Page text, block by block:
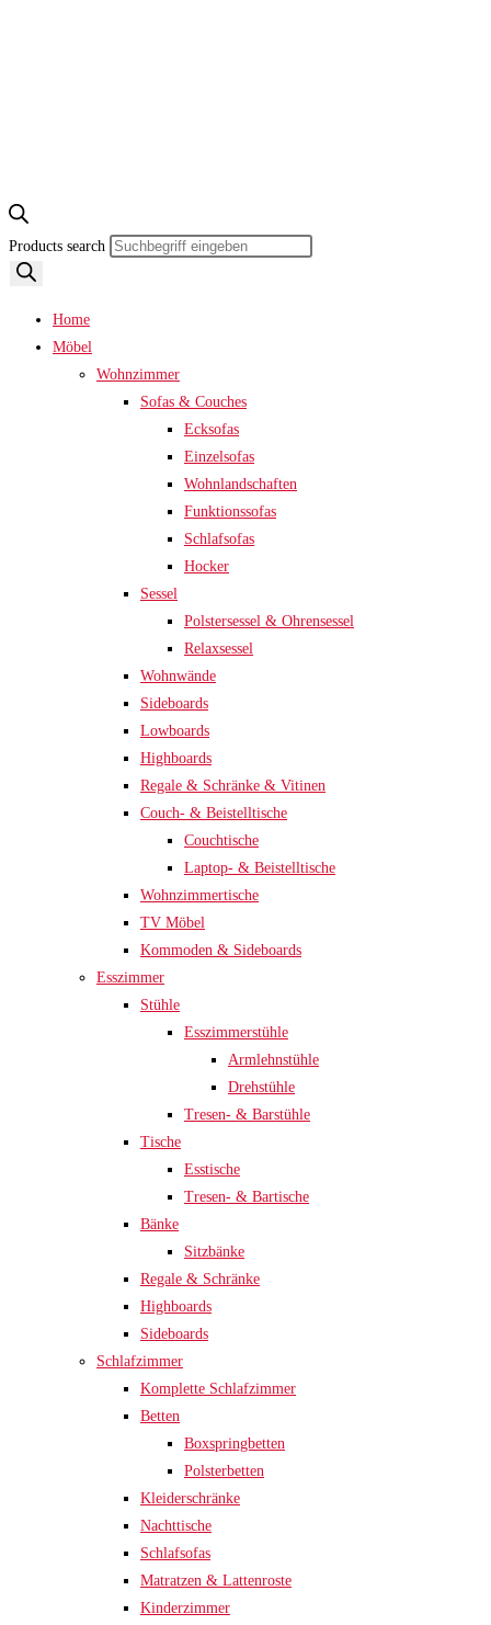
Products search
Home
Möbel
Wohnzimmer
Sofas & Couches
Ecksofas
Einzelsofas
Wohnlandschaften
Funktionssofas
Schlafsofas
Hocker
Sessel
Polstersessel & Ohrensessel
Relaxsessel
Wohnwände
Sideboards
Lowboards
Highboards
Regale & Schränke & Vitinen
Couch- & Beistelltische
Couchtische
Laptop- & Beistelltische
Wohnzimmertische
TV Möbel
Kommoden & Sideboards
Esszimmer
Stühle
Esszimmerstühle
Armlehnstühle
Drehstühle
Tresen- & Barstühle
Tische
Esstische
Tresen- & Bartische
Bänke
Sitzbänke
Regale & Schränke
Highboards
Sideboards
Schlafzimmer
Komplette Schlafzimmer
Betten
Boxspringbetten
Polsterbetten
Kleiderschränke
Nachttische
Schlafsofas
Matratzen & Lattenroste
Kinderzimmer